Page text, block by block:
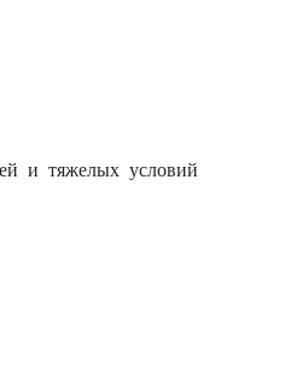
и тяжелых условий